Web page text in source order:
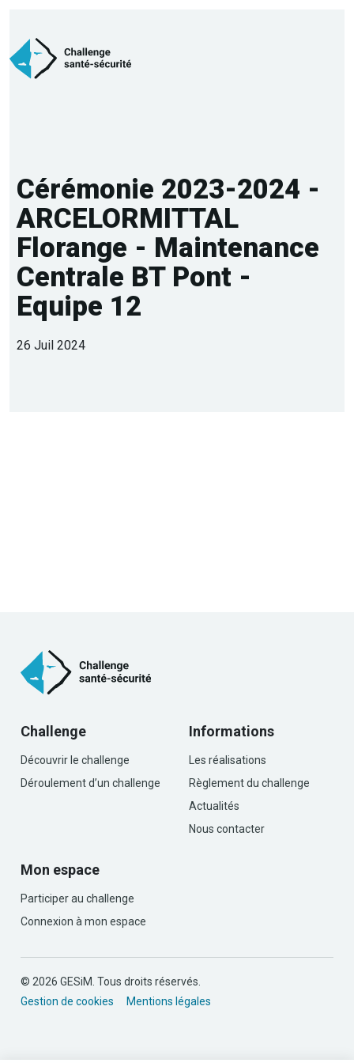
Cérémonie 2023-2024 -
ARCELORMITTAL
Florange - Maintenance
Centrale BT Pont -
Equipe 12
26 Juil 2024
Challenge
Découvrir le challenge
Déroulement d’un challenge
Informations
Les réalisations
Règlement du challenge
Actualités
Nous contacter
Mon espace
Participer au challenge
Connexion à mon espace
© 2026 GESiM. Tous droits réservés.
Gestion de cookies
Mentions légales